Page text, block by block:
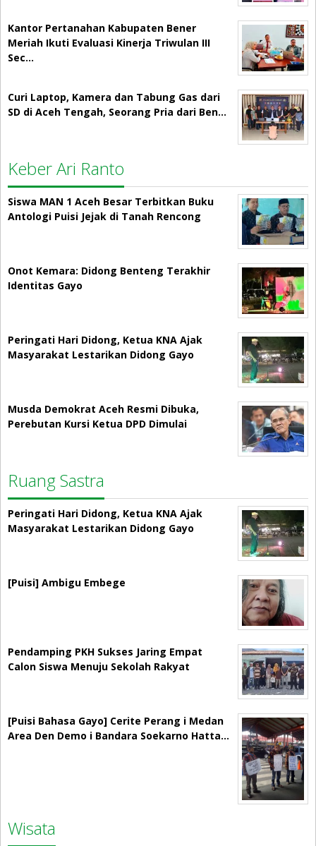
Kantor Pertanahan Kabupaten Bener
Meriah Ikuti Evaluasi Kinerja Triwulan III
Sec…
Curi Laptop, Kamera dan Tabung Gas dari
SD di Aceh Tengah, Seorang Pria dari Ben…
Keber Ari Ranto
Siswa MAN 1 Aceh Besar Terbitkan Buku
Antologi Puisi Jejak di Tanah Rencong
Onot Kemara: Didong Benteng Terakhir
Identitas Gayo
Peringati Hari Didong, Ketua KNA Ajak
Masyarakat Lestarikan Didong Gayo
Musda Demokrat Aceh Resmi Dibuka,
Perebutan Kursi Ketua DPD Dimulai
Ruang Sastra
Peringati Hari Didong, Ketua KNA Ajak
Masyarakat Lestarikan Didong Gayo
[Puisi] Ambigu Embege
Pendamping PKH Sukses Jaring Empat
Calon Siswa Menuju Sekolah Rakyat
[Puisi Bahasa Gayo] Cerite Perang i Medan
Area Den Demo i Bandara Soekarno Hatta…
Wisata